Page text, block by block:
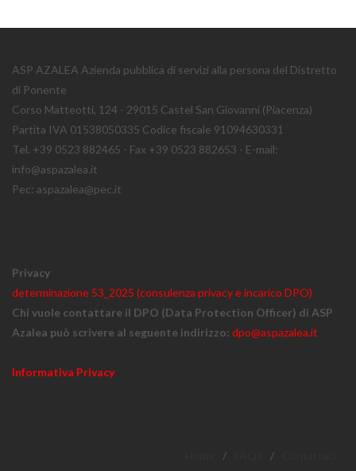
ASP AZALEA Azienda pubblica di servizi alla persona del Distretto
di Ponente
Corso Matteotti, 124 - 29015 Castel San Giovanni (Piacenza)
Partita IVA 01538050335 Codice fiscale 91094630331
Tel. +39 0523 882465 - Fax +39 0523 882653 - E-mail:
info@aspazalea.it
Pec: aspazalea@pec.it
Privacy
determinazione 53_2025 (consulenza privacy e incarico DPO)
Chi vuole contattare il DPO (Data Protection Officer) di ASP
Azalea può scrivere al seguente indirizzo: dpo@aspazalea.it
Informativa Privacy
/ /